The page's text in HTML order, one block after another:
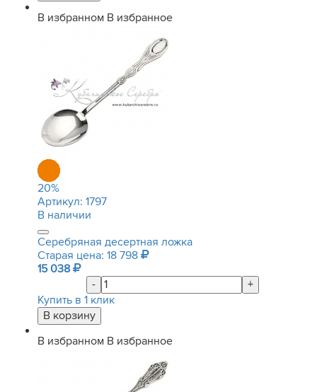
В избранном В избранное
20%
Артикул: 1797
В наличии
Серебряная десертная ложка
Старая цена: 18 798
15 038
-
+
Купить в 1 клик
В избранном В избранное